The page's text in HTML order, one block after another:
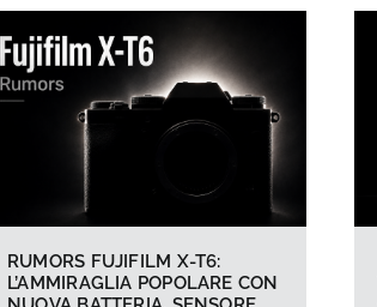
RUMORS FUJIFILM X-T6:
L’AMMIRAGLIA POPOLARE CON